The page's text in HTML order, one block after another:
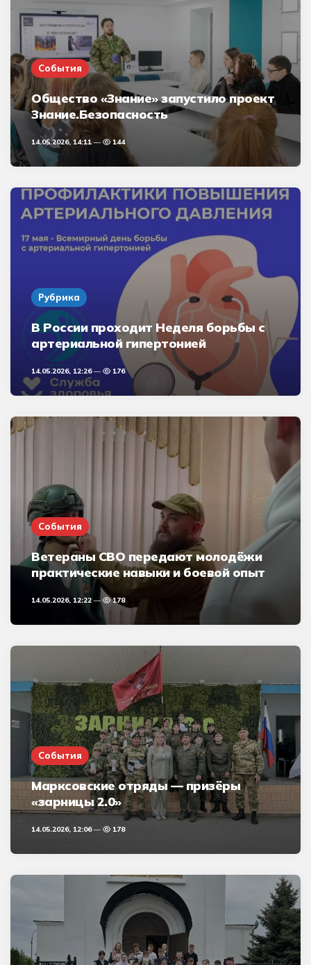
События
Общество «Знание» запустило проект
Знание.Безопасность
14.05.2026, 14:11 144
Рубрика
В России проходит Неделя борьбы с
артериальной гипертонией
14.05.2026, 12:26 176
События
Ветераны СВО передают молодёжи
практические навыки и боевой опыт
14.05.2026, 12:22 178
События
Марксовские отряды — призёры
«зарницы 2.0»
14.05.2026, 12:06 178